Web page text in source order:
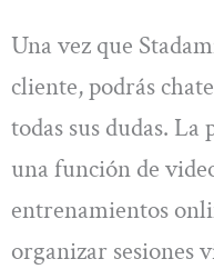
Una vez que
cliente, podrás
todas sus dudas.
una función de
entrenamientos
organizar sesiones